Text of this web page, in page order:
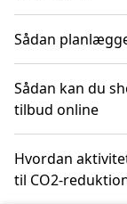
Sådan
Sådan kan du
tilbud online
Hvordan
til CO2-